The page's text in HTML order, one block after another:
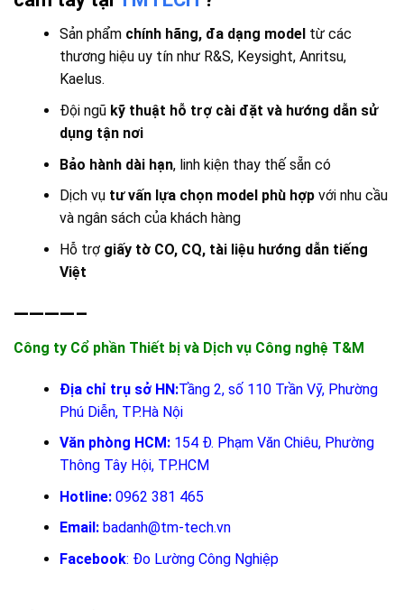
Sản phẩm chính hãng, đa dạng model từ các
thương hiệu uy tín như R&S, Keysight, Anritsu,
Kaelus.
Đội ngũ kỹ thuật hỗ trợ cài đặt và hướng dẫn sử
dụng tận nơi
Bảo hành dài hạn, linh kiện thay thế sẵn có
Dịch vụ tư vấn lựa chọn model phù hợpvới nhu cầu
và ngân sách của khách hàng
Hỗ trợ giấy tờ CO, CQ, tài liệu hướng dẫn tiếng
Việt
————–
Công ty Cổ phần Thiết bị và Dịch vụ Công nghệ T&M
Địa chỉ trụ sở HN:Tầng 2, số 110 Trần Vỹ, Phường
Phú Diễn, TP.Hà Nội
Văn phòng HCM:154 Đ. Phạm Văn Chiêu, Phường
Thông Tây Hội, TP.HCM
Hotline: 0962 381 465
Email: badanh@tm-tech.vn
Facebook: Đo Lường Công Nghiệp